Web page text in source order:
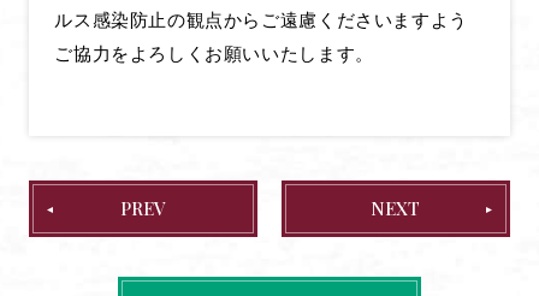
ルス感染防止の観点からご遠慮くださいますよう
ご協力をよろしくお願いいたします。
PREV NEXT